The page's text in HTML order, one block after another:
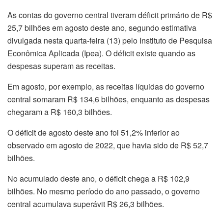
As contas do governo central tiveram déficit primário de R$
25,7 bilhões em agosto deste ano, segundo estimativa
divulgada nesta quarta-feira (13) pelo Instituto de Pesquisa
Econômica Aplicada (Ipea). O déficit existe quando as
despesas superam as receitas.
Em agosto, por exemplo, as receitas líquidas do governo
central somaram R$ 134,6 bilhões, enquanto as despesas
chegaram a R$ 160,3 bilhões.
O déficit de agosto deste ano foi 51,2% inferior ao
observado em agosto de 2022, que havia sido de R$ 52,7
bilhões.
No acumulado deste ano, o déficit chega a R$ 102,9
bilhões. No mesmo período do ano passado, o governo
central acumulava superávit R$ 26,3 bilhões.